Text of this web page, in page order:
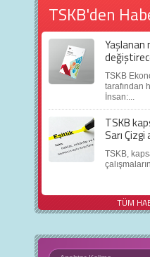
TSKB'den
Yaşlanan
TSKB
tarafından
İnsan:...
TSKB
Sarı
TSKB,
TÜM